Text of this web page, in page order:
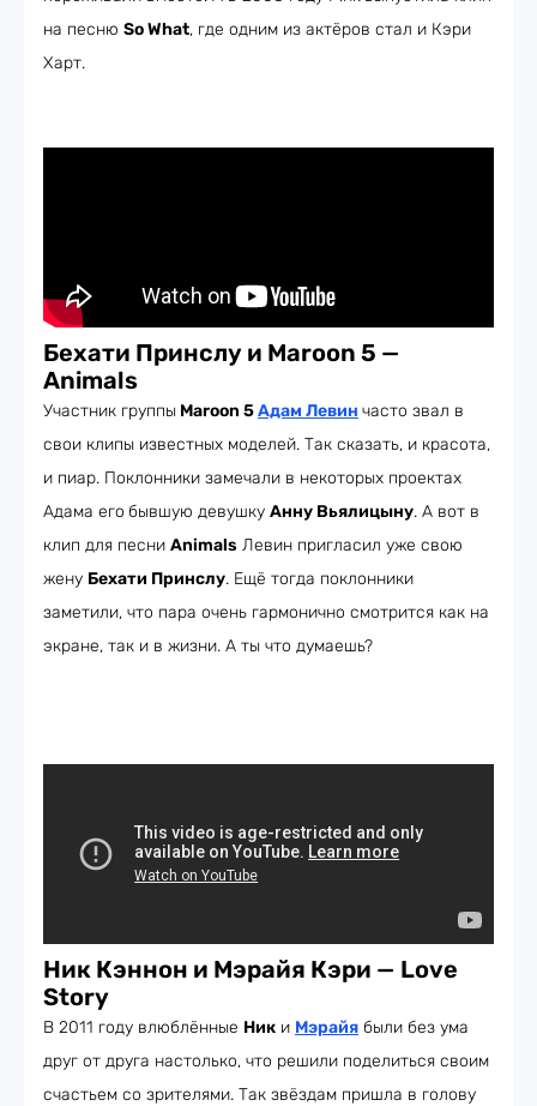
на песню So What, где одним из актёров стал и Кэри
Харт.
Бехати Принслу и Maroon 5 —
Animals
Участник группы Maroon 5Адам Левин часто звал в
свои клипы известных моделей. Так сказать, и красота,
и пиар. Поклонники замечали в некоторых проектах
Адама его бывшую девушку Анну Вьялицыну. А вот в
клип для песни Animals Левин пригласил уже свою
жену Бехати Принслу. Ещё тогда поклонники
заметили, что пара очень гармонично смотрится как на
экране, так и в жизни. А ты что думаешь?
Ник Кэннон и Мэрайя Кэри — Love
Story
В 2011 году влюблённые Ник и Мэрайя были без ума
друг от друга настолько, что решили поделиться своим
счастьем со зрителями. Так звёздам пришла в голову